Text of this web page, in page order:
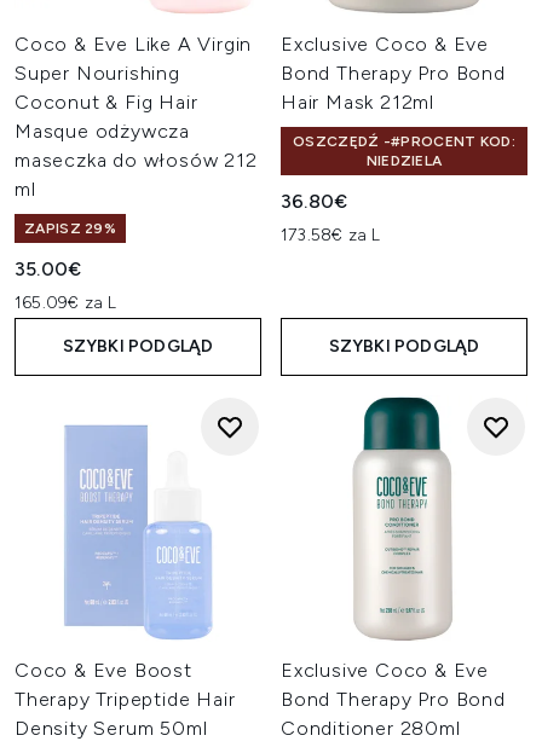
Coco & Eve Like A Virgin
Super Nourishing
Coconut & Fig Hair
Masque odżywcza
maseczka do włosów 212
ml
ZAPISZ 29%
35.00€
165.09€ za L
SZYBKI PODGLĄD
Exclusive Coco & Eve
Bond Therapy Pro Bond
Hair Mask 212ml
OSZCZĘDŹ -#PROCENT KOD:
NIEDZIELA
36.80€
173.58€ za L
SZYBKI PODGLĄD
Coco & Eve Boost
Therapy Tripeptide Hair
Density Serum 50ml
Exclusive Coco & Eve
Bond Therapy Pro Bond
Conditioner 280ml